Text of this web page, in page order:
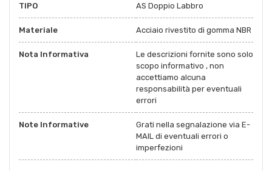
TIPO AS Doppio Labbro
Materiale Acciaio rivestito di gomma NBR
Nota Informativa
Le descrizioni fornite sono solo
scopo informativo , non
accettiamo alcuna
responsabilità per eventuali
errori
Note Informative
Grati nella segnalazione via E-
MAIL di eventuali errori o
imperfezioni